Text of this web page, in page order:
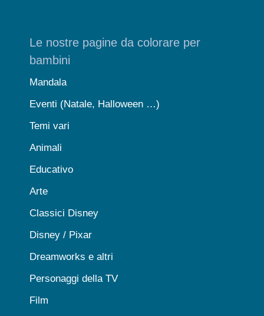
Le nostre pagine da colorare per
bambini
Mandala
Eventi (Natale, Halloween …)
Temi vari
Animali
Educativo
Arte
Classici Disney
Disney / Pixar
Dreamworks e altri
Personaggi della TV
Film